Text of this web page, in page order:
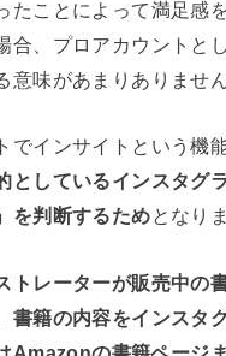
たことによって満足感
合、プロアカウントと
意味があまりありません
でインサイトという機
としているインスタグ
を判断するためとなり
トレーターが販売中の
書籍の内容をインスタ